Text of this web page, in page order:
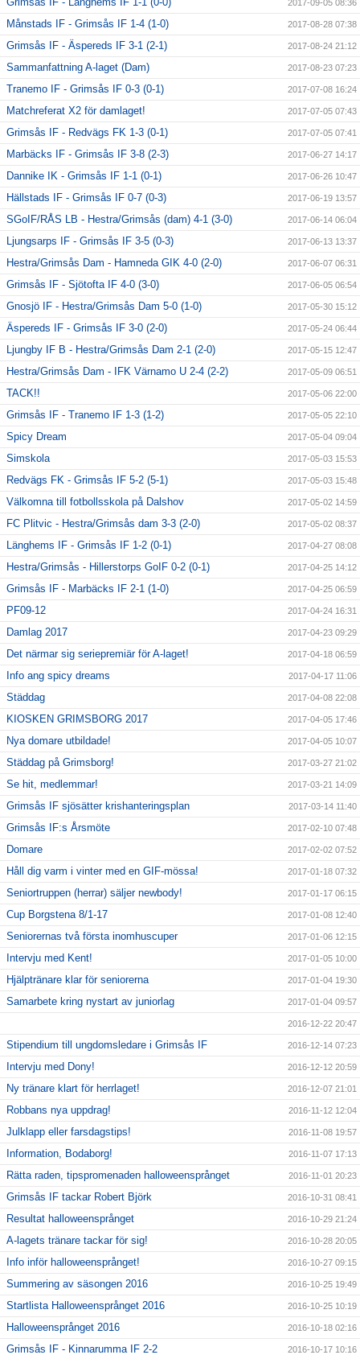
2017-09-05 08:36
Månstads IF - Grimsås IF 1-4 (1-0) 2017-08-28 07:38
Grimsås IF - Äspereds IF 3-1 (2-1) 2017-08-24 21:12
Sammanfattning A-laget (Dam) 2017-08-23 07:23
Tranemo IF - Grimsås IF 0-3 (0-1) 2017-07-08 16:24
Matchreferat X2 för damlaget! 2017-07-05 07:43
Grimsås IF - Redvägs FK 1-3 (0-1) 2017-07-05 07:41
Marbäcks IF - Grimsås IF 3-8 (2-3) 2017-06-27 14:17
Dannike IK - Grimsås IF 1-1 (0-1) 2017-06-26 10:47
Hällstads IF - Grimsås IF 0-7 (0-3) 2017-06-19 13:57
SGoIF/RÅS LB - Hestra/Grimsås (dam) 4-1 (3-0) 2017-06-14 06:04
Ljungsarps IF - Grimsås IF 3-5 (0-3) 2017-06-13 13:37
Hestra/Grimsås Dam - Hamneda GIK 4-0 (2-0) 2017-06-07 06:31
Grimsås IF - Sjötofta IF 4-0 (3-0) 2017-06-05 06:54
Gnosjö IF - Hestra/Grimsås Dam 5-0 (1-0) 2017-05-30 15:12
Äspereds IF - Grimsås IF 3-0 (2-0) 2017-05-24 06:44
Ljungby IF B - Hestra/Grimsås Dam 2-1 (2-0) 2017-05-15 12:47
Hestra/Grimsås Dam - IFK Värnamo U 2-4 (2-2) 2017-05-09 06:51
TACK!! 2017-05-06 22:00
Grimsås IF - Tranemo IF 1-3 (1-2) 2017-05-05 22:10
Spicy Dream 2017-05-04 09:04
Simskola 2017-05-03 15:53
Redvägs FK - Grimsås IF 5-2 (5-1) 2017-05-03 15:48
Välkomna till fotbollsskola på Dalshov 2017-05-02 14:59
FC Plitvic - Hestra/Grimsås dam 3-3 (2-0) 2017-05-02 08:37
Länghems IF - Grimsås IF 1-2 (0-1) 2017-04-27 08:08
Hestra/Grimsås - Hillerstorps GoIF 0-2 (0-1) 2017-04-25 14:12
Grimsås IF - Marbäcks IF 2-1 (1-0) 2017-04-25 06:59
PF09-12 2017-04-24 16:31
Damlag 2017 2017-04-23 09:29
Det närmar sig seriepremiär för A-laget! 2017-04-18 06:59
Info ang spicy dreams 2017-04-17 11:06
Städdag 2017-04-08 22:08
KIOSKEN GRIMSBORG 2017 2017-04-05 17:46
Nya domare utbildade! 2017-04-05 10:07
Städdag på Grimsborg! 2017-03-27 21:02
Se hit, medlemmar! 2017-03-21 14:09
Grimsås IF sjösätter krishanteringsplan 2017-03-14 11:40
Grimsås IF:s Årsmöte 2017-02-10 07:48
Domare 2017-02-02 07:52
Håll dig varm i vinter med en GIF-mössa! 2017-01-18 07:32
Seniortruppen (herrar) säljer newbody! 2017-01-17 06:15
Cup Borgstena 8/1-17 2017-01-08 12:40
Seniorernas två första inomhuscuper 2017-01-06 12:15
Intervju med Kent! 2017-01-05 10:00
Hjälptränare klar för seniorerna 2017-01-04 19:30
Samarbete kring nystart av juniorlag 2017-01-04 09:57
2016-12-22 20:47
Stipendium till ungdomsledare i Grimsås IF 2016-12-14 07:23
Intervju med Dony! 2016-12-12 20:59
Ny tränare klart för herrlaget! 2016-12-07 21:01
Robbans nya uppdrag! 2016-11-12 12:04
Julklapp eller farsdagstips! 2016-11-08 19:57
Information, Bodaborg! 2016-11-07 17:13
Rätta raden, tipspromenaden halloweensprånget 2016-11-01 20:23
Grimsås IF tackar Robert Björk 2016-10-31 08:41
Resultat halloweensprånget 2016-10-29 21:24
A-lagets tränare tackar för sig! 2016-10-28 20:05
Info inför halloweensprånget! 2016-10-27 09:15
Summering av säsongen 2016 2016-10-25 19:49
Startlista Halloweensprånget 2016 2016-10-25 10:19
Halloweensprånget 2016 2016-10-18 02:16
Grimsås IF - Kinnarumma IF 2-2 2016-10-17 10:16